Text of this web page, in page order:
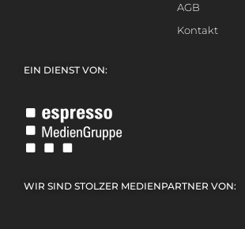
AGB
Kontakt
EIN DIENST VON:
WIR SIND STOLZER MEDIENPARTNER VON: